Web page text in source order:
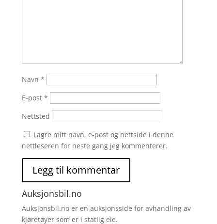
Navn *
E-post *
Nettsted
Lagre mitt navn, e-post og nettside i denne
nettleseren for neste gang jeg kommenterer.
Auksjonsbil.no
Auksjonsbil.no er en auksjonsside for avhandling av
kjøretøyer som er i statlig eie.